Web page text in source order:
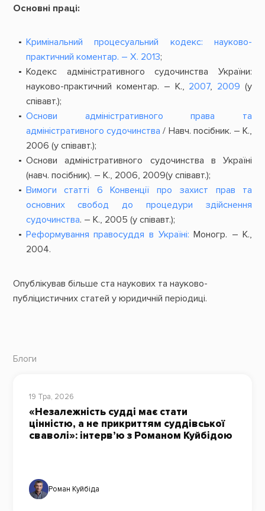
Основні праці:
Кримінальний процесуальний кодекс: науково-
практичний коментар. – Х. 2013;
Кодекс адміністративного судочинства України:
науково-практичний коментар. – К., 2007, 2009 (у
співавт.);
Основи адміністративного права та
адміністративного судочинства / Навч. посібник. – К.,
2006 (у співавт.);
Основи адміністративного судочинства в Україні
(навч. посібник). – К., 2006, 2009(у співавт.);
Вимоги статті 6 Конвенції про захист прав та
основних свобод до процедури здійснення
судочинства. – К., 2005 (у співавт.);
Реформування правосуддя в Україні: Моногр. – К.,
2004.
Опублікував більше ста наукових та науково-
публіцистичних статей у юридичній періодиці.
Блоги
19 Тра, 2026
«Незалежність судді має стати
цінністю, а не прикриттям суддівської
сваволі»: інтерв’ю з Романом Куйбідою
Роман Куйбіда